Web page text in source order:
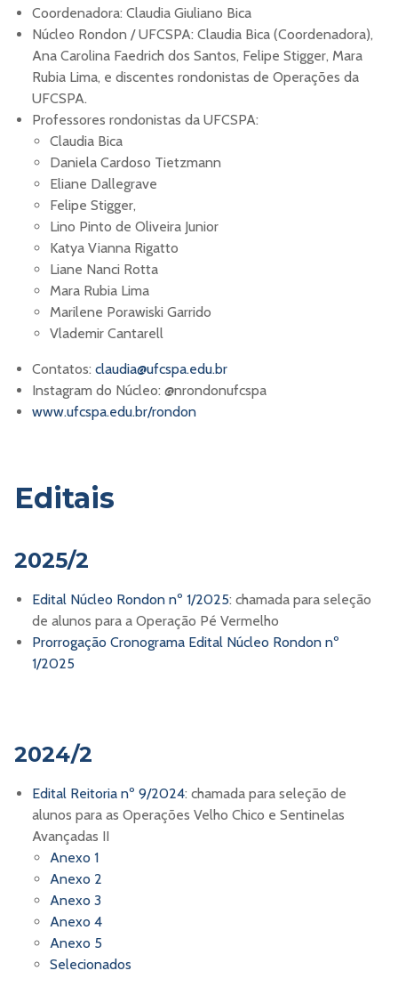
Coordenadora: Claudia Giuliano Bica
Núcleo Rondon / UFCSPA: Claudia Bica (Coordenadora),
Ana Carolina Faedrich dos Santos, Felipe Stigger, Mara
Rubia Lima, e discentes rondonistas de Operações da
UFCSPA.
Professores rondonistas da UFCSPA:
Claudia Bica
Daniela Cardoso Tietzmann
Eliane Dallegrave
Felipe Stigger,
Lino Pinto de Oliveira Junior
Katya Vianna Rigatto
Liane Nanci Rotta
Mara Rubia Lima
Marilene Porawiski Garrido
Vlademir Cantarell
Contatos: claudia@ufcspa.edu.br
Instagram do Núcleo: @nrondonufcspa
www.ufcspa.edu.br/rondon
Editais
2025/2
Edital Núcleo Rondon nº 1/2025: chamada para seleção
de alunos para a Operação Pé Vermelho
Prorrogação Cronograma Edital Núcleo Rondon nº
1/2025
2024/2
Edital Reitoria nº 9/2024: chamada para seleção de
alunos para as Operações Velho Chico e Sentinelas
Avançadas II
Anexo 1
Anexo 2
Anexo 3
Anexo 4
Anexo 5
Selecionados